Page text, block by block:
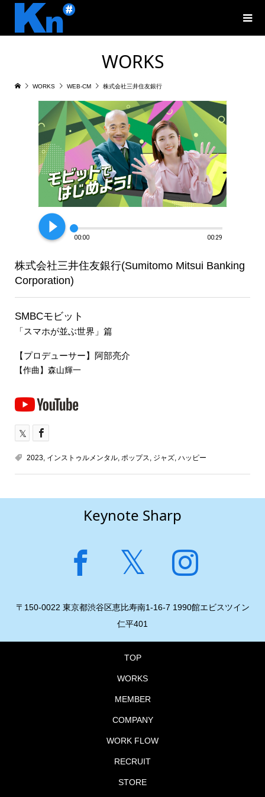
WORKS
WORKS WEB-CM 株式会社三井住友銀行
play_circle_filled 00:00 00:29
株式会社三井住友銀行(Sumitomo Mitsui Banking
Corporation)
SMBCモビット
「スマホが並ぶ世界」篇
【プロデューサー】阿部亮介
【作曲】森山輝一
2023, インストゥルメンタル, ポップス, ジャズ, ハッピー
Keynote Sharp
〒150-0022 東京都渋谷区恵比寿南1-16-7 1990館エビスツイン
仁平401
TOP
WORKS
MEMBER
COMPANY
WORK FLOW
RECRUIT
STORE